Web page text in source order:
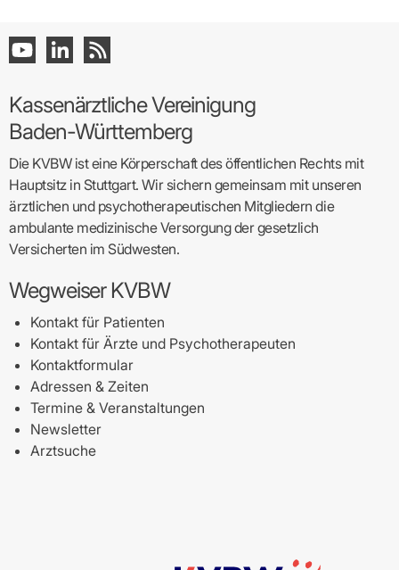
Kassenärztliche Vereinigung
Baden-Württemberg
Die KVBW ist eine Körperschaft des öffentlichen Rechts mit
Hauptsitz in Stuttgart. Wir sichern gemeinsam mit unseren
ärztlichen und psychotherapeutischen Mitgliedern die
ambulante medizinische Versorgung der gesetzlich
Versicherten im Südwesten.
Wegweiser KVBW
Kontakt für Patienten
Kontakt für Ärzte und Psychotherapeuten
Kontaktformular
Adressen & Zeiten
Termine & Veranstaltungen
Newsletter
Arztsuche